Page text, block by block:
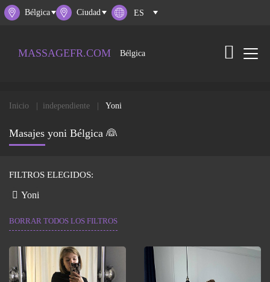
Bélgica Ciudad
MASSAGEFR.COM Bélgica
Inicio independiente Yoni
Masajes yoni Bélgica 👰
FILTROS ELEGIDOS:
Yoni
BORRAR TODOS LOS FILTROS